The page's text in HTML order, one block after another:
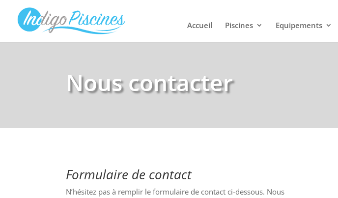
Accueil Piscines Equipements
Nous contacter
Formulaire de contact
N’hésitez pas à remplir le formulaire de contact ci-dessous. Nous